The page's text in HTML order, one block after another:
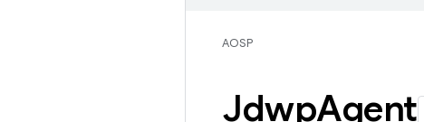
AOSP
JdwpAgent